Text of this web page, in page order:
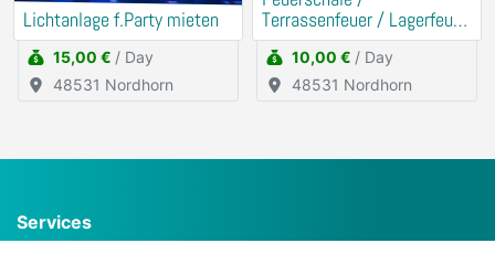
Lichtanlage f.Party mieten
15,00 € / Day
48531 Nordhorn
Terrassenfeuer / Lagerfeuer
mieten
10,00 € / Day
48531 Nordhorn
Services